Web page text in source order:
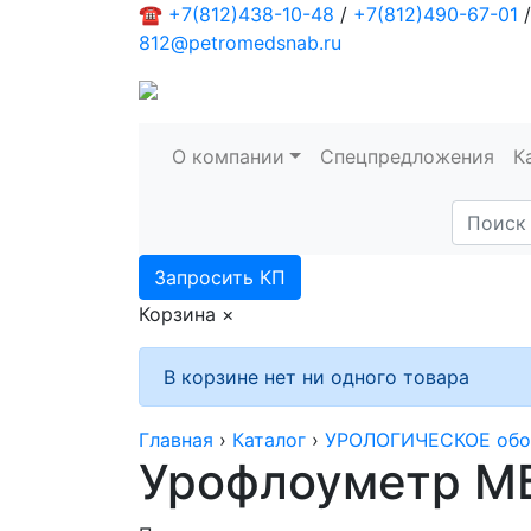
☎ +7(812)438-10-48 / +7(812)490-67-01 /
812@petromedsnab.ru
О компании Спецпредложения
Запросить КП
Корзина ×
В корзине нет ни одного товара
Главная › Каталог › УРОЛОГИЧЕСКОЕ
Урофлоуметр